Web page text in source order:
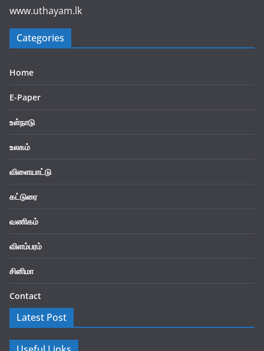
www.uthayam.lk
Categories
Home
E-Paper
உள்நாடு
உலகம்
விளையாட்டு
கட்டுரை
வணிகம்
விளம்பரம்
சினிமா
Contact
Latest Post